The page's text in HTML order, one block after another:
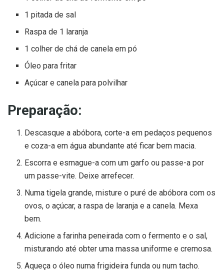
1 pitada de sal
Raspa de 1 laranja
1 colher de chá de canela em pó
Óleo para fritar
Açúcar e canela para polvilhar
Preparação:
Descasque a abóbora, corte-a em pedaços pequenos
e coza-a em água abundante até ficar bem macia.
Escorra e esmague-a com um garfo ou passe-a por
um passe-vite. Deixe arrefecer.
Numa tigela grande, misture o puré de abóbora com os
ovos, o açúcar, a raspa de laranja e a canela. Mexa
bem.
Adicione a farinha peneirada com o fermento e o sal,
misturando até obter uma massa uniforme e cremosa.
Aqueça o óleo numa frigideira funda ou num tacho.